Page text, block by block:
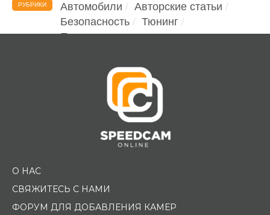
РУБРИКИ Автомобили
Авторские статьи
Безопасность
Тюнинг
Помощь водителю
О НАС
СВЯЖИТЕСЬ С НАМИ
ФОРУМ ДЛЯ ДОБАВЛЕНИЯ КАМЕР